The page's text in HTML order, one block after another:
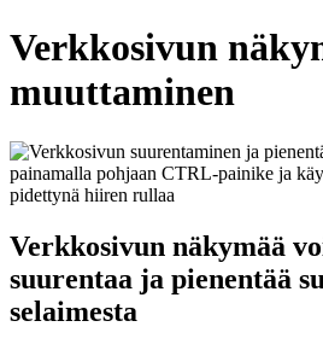
Verkkosivun
muuttaminen
Verkkosivun näkymää
suurentaa ja pienentää
selaimesta